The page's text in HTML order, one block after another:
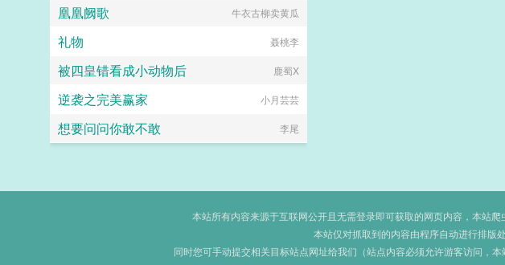
凰凰阙歌 牛衣古柳卖黄瓜
礼物 聂桃李
被四皇错看成小动物后 鹿蜀X
逆袭之完美赢家 小月芸芸
想要问问你敢不敢 李尾
本站所有内容来源于互联网公开且无需登录即可获取的网页内容，本站
本站仅对抓取到的内容由程序自动进行排版
同时您可手动提交相关目标站点网址给我们（站点内容必须允许游客访问，